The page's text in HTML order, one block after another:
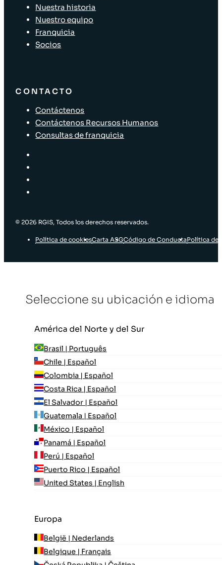
Nuestra historia
Nuestro equipo
Franquicia
Socios
CONTACTO
Contáctenos
Contáctenos Recursos Humanos
Consultas de franquicia
© 2026 RGIS, Todos los derechos reservados.
Política de cookiesCarta ASGCódigo de ConductaPolítica de
Seleccione su ubicación e idioma
América del Norte y del Sur
Brasil | Português
Chile | Español
Colombia | Español
Costa Rica | Español
El Salvador | Español
Guatemala | Español
México | Español
Panamá | Español
Perú | Español
Puerto Rico | Español
United States | English
Europa
België | Nederlands
Belgique | Français